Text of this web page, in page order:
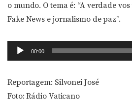
o mundo. O tema é: “A verdade
Fake News e jornalismo de paz”.
Tocador
de
00:00
Reportagem: Silvonei José
Foto: Rádio Vaticano